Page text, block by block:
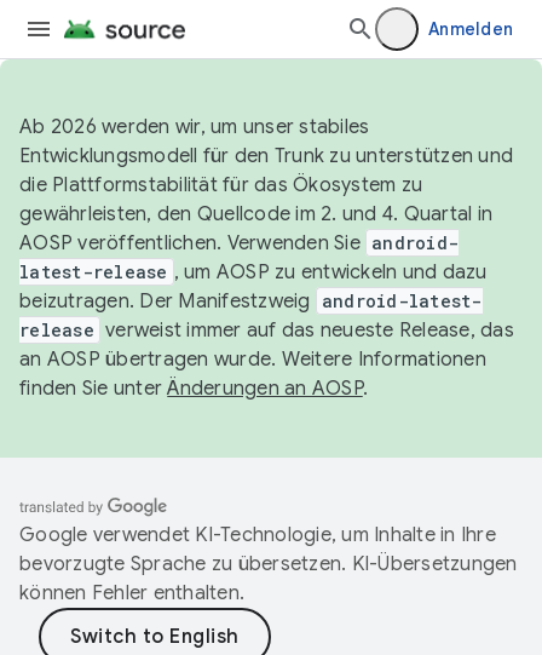
Anmelden
Ab 2026 werden wir, um unser stabiles
Entwicklungsmodell für den Trunk zu unterstützen und
die Plattformstabilität für das Ökosystem zu
gewährleisten, den Quellcode im 2. und 4. Quartal in
AOSP veröffentlichen. Verwenden Sie android-
latest-release , um AOSP zu entwickeln und dazu
beizutragen. Der Manifestzweig
android-latest-
release verweist immer auf das neueste Release, das
an AOSP übertragen wurde. Weitere Informationen
finden Sie unterÄnderungen an AOSP.
Google verwendet KI-Technologie, um Inhalte in Ihre
bevorzugte Sprache zu übersetzen. KI-Übersetzungen
können Fehler enthalten.